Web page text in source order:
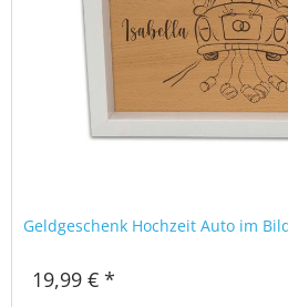
Geldgeschenk Hochzeit Auto im
19,99 € *